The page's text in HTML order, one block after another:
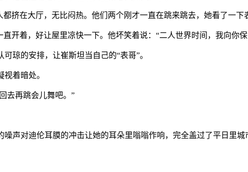
挤在大厅，无比闷热。他们两个刚才一直在跳来跳去，她看了一下
开着，好让屋里凉快一下。他坏笑着说：“二人世界时间，我向你
琼的安排，让崔斯坦当自己的“表哥”。
着暗处。
去再跳会儿舞吧。”
声对迪伦耳膜的冲击让她的耳朵里嗡嗡作响，完全盖过了平日里